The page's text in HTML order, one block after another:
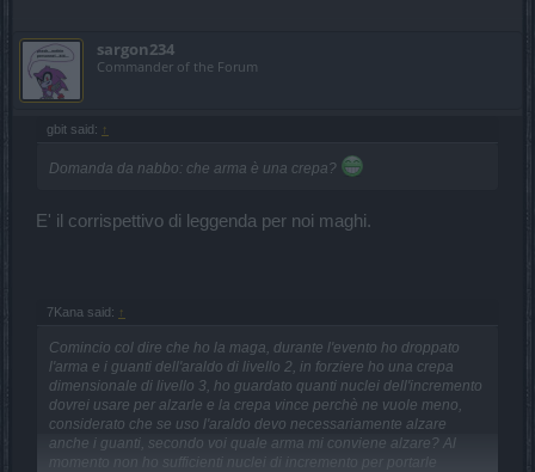
sargon234
Commander of the Forum
gbit said: ↑
Domanda da nabbo: che arma è una crepa?
E' il corrispettivo di leggenda per noi maghi.
7Kana said: ↑
Comincio col dire che ho la maga, durante l'evento ho droppato
l'arma e i guanti dell'araldo di livello 2, in forziere ho una crepa
dimensionale di livello 3, ho guardato quanti nuclei dell'incremento
dovrei usare per alzarle e la crepa vince perchè ne vuole meno,
considerato che se uso l'araldo devo necessariamente alzare
anche i guanti, secondo voi quale arma mi conviene alzare? Al
momento non ho sufficienti nuclei di incremento per portarle